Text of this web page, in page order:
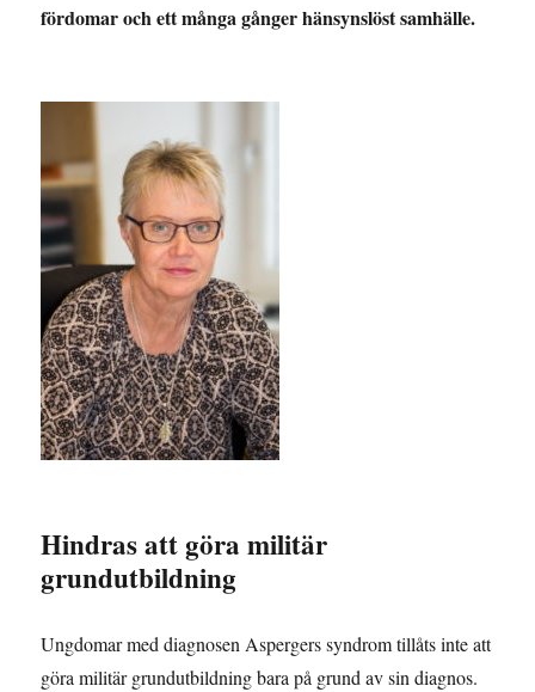
fördomar och ett många gånger hänsynslöst samhälle.
Hindras att göra militär
grundutbildning
Ungdomar med diagnosen Aspergers syndrom tillåts inte att
göra militär grundutbildning bara på grund av sin diagnos.